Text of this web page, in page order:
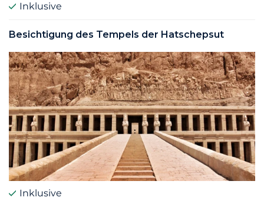
Inklusive
Besichtigung des Tempels der Hatschepsut
Inklusive